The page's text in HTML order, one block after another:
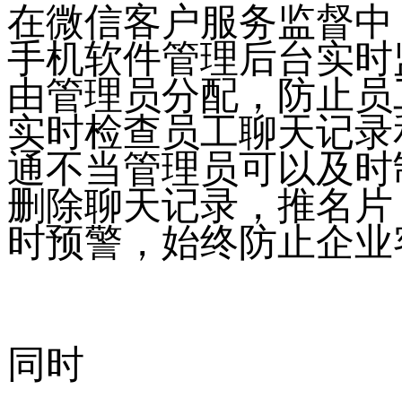
在微信客户服务监督
手机软件管理后台实
由管理员分配，防止
实时检查员工聊天记
通不当管理员可以及
删除聊天记录，推名
时预警，始终防止企
同时